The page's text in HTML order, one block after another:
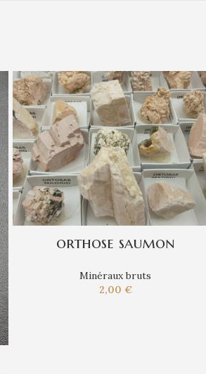
orthose saumon
Minéraux bruts
2,00 €